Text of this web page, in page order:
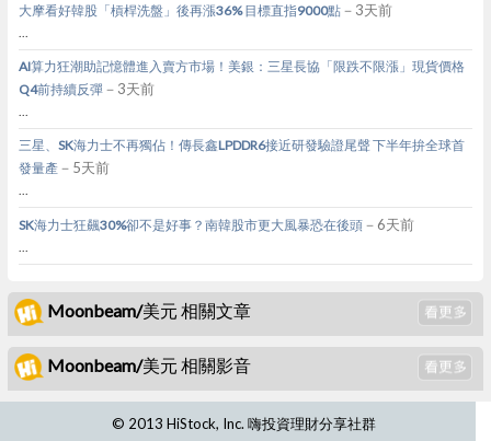
大摩看好韓股「槓桿洗盤」後再漲36% 目標直指9000點－3天前
...
AI算力狂潮助記憶體進入賣方市場！美銀：三星長協「限跌不限漲」現貨價格
Q4前持續反彈－3天前
...
三星、SK海力士不再獨佔！傳長鑫LPDDR6接近研發驗證尾聲 下半年拚全球首
發量產－5天前
...
SK海力士狂飆30%卻不是好事？南韓股市更大風暴恐在後頭－6天前
...
Moonbeam/美元 相關文章
Moonbeam/美元 相關影音
© 2013 HiStock, Inc. 嗨投資理財分享社群